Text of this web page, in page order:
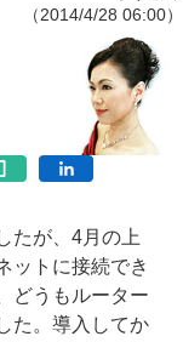
（2014/4/28 06:00）
たが、4月の上
ットに接続でき
どうもルーター
た。導入してか